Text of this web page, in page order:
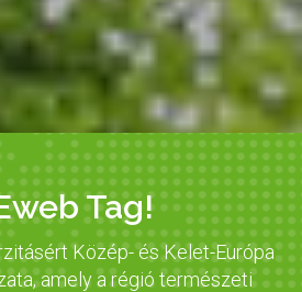
Tag!
Közép- és Kelet-Európa
amely a régió természeti